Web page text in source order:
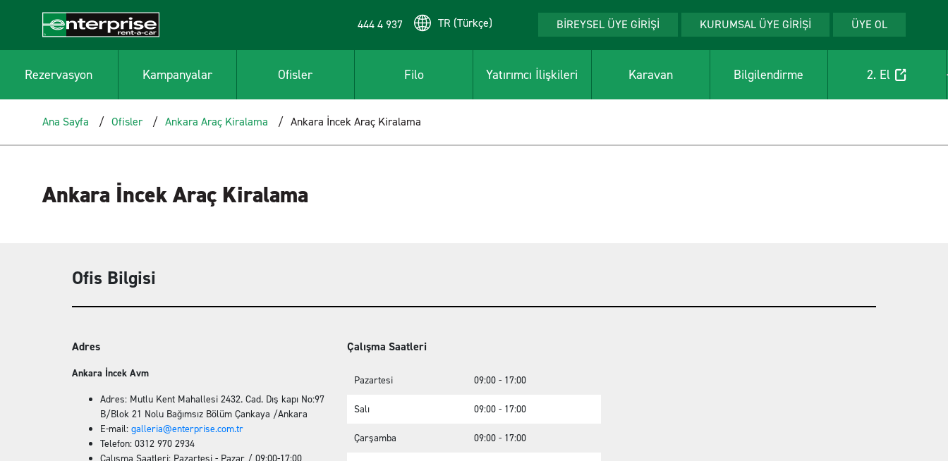
444 4 937 TR (Türkçe) BİREYSEL ÜYE GİRİŞİ KURUMSAL ÜYE GİRİŞİ ÜYE OL
Rezervasyon Kampanyalar Ofisler Filo Yatırımcı İlişkileri Karavan Bilgilendirme 2. El
Ana Sayfa Ofisler Ankara Araç Kiralama Ankara İncek Araç Kiralama
Ankara İncek Araç Kiralama
Ofis Bilgisi
Adres
Ankara İncek Avm
Adres: Mutlu Kent Mahallesi 2432. Cad. Dış kapı No:97
B/Blok 21 Nolu Bağımsız Bölüm Çankaya /Ankara
E-mail: galleria@enterprise.com.tr
Telefon: 0312 970 2934
Çalışma Saatleri
Pazartesi 09:00 - 17:00
Salı 09:00 - 17:00
Çarşamba 09:00 - 17:00